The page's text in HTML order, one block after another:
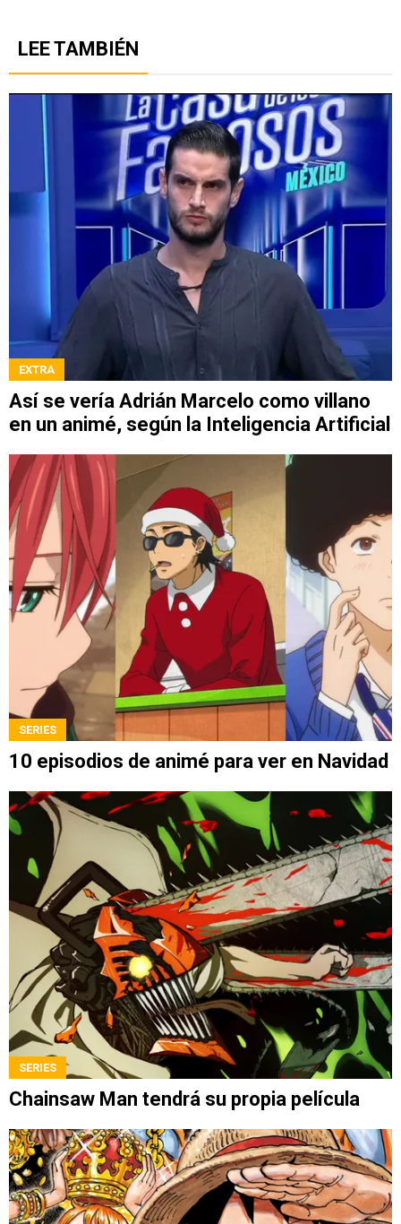
LEE TAMBIÉN
EXTRA
Así se vería Adrián Marcelo como villano
en un animé, según la Inteligencia Artificial
SERIES
10 episodios de animé para ver en Navidad
SERIES
Chainsaw Man tendrá su propia película